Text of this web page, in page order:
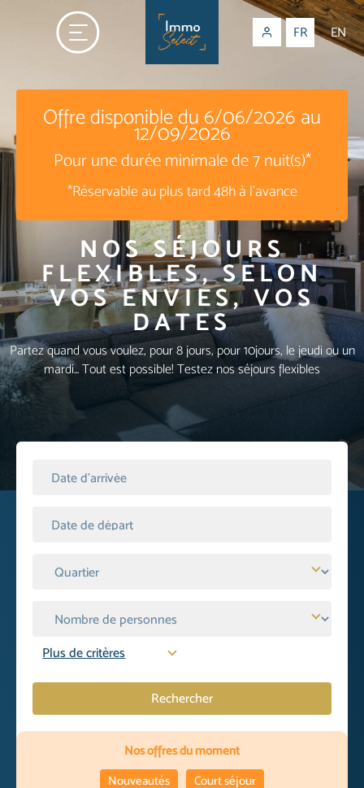
FR EN
Offre disponible du 6/06/2026 au
12/09/2026
Pour une durée minimale de 7 nuit(s)*
*Réservable au plus tard 48h à l'avance
NOS SÉJOURS
FLEXIBLES, SELON
VOS ENVIES, VOS
DATES
Partez quand vous voulez, pour 8 jours, pour 10jours, le jeudi ou un
mardi... Tout est possible! Testez nos séjours flexibles
Plus de critères
Rechercher
Nos offres du moment
Nouveautés Court séjour